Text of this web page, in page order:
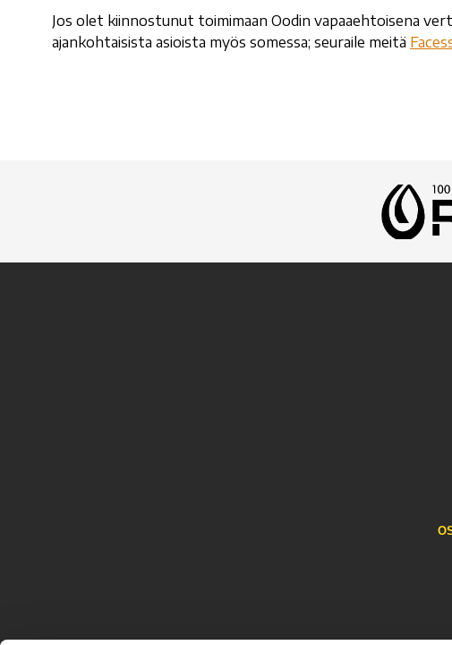
Jos olet kiinnostunut toimimaan Oodin vapaaehtoisena
ajankohtaisista asioista myös somessa; seuraile meitä